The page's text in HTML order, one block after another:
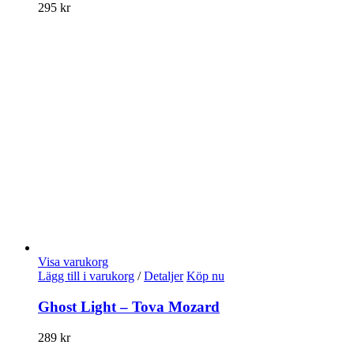
295 kr
Visa varukorg
Lägg till i varukorg / Detaljer Köp nu
Ghost Light – Tova Mozard
289 kr